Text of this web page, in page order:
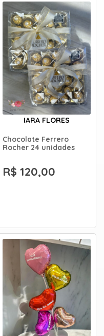
IARA FLORES
Chocolate Ferrero
Rocher 24 unidades
R$ 120,00